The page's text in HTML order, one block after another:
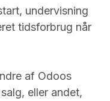
undervisning
tidsforbrug når
af Odoos
eller andet,